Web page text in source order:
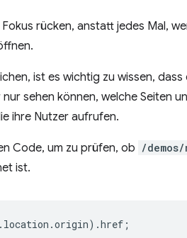
rücken, anstatt jedes Mal,
ist es wichtig zu wissen, dass
sehen können, welche Seiten
ihre Nutzer aufrufen.
Code, um zu prüfen, ob /
ist.
. location .origin).href ;